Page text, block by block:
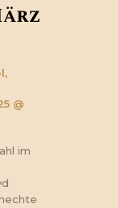
@
im